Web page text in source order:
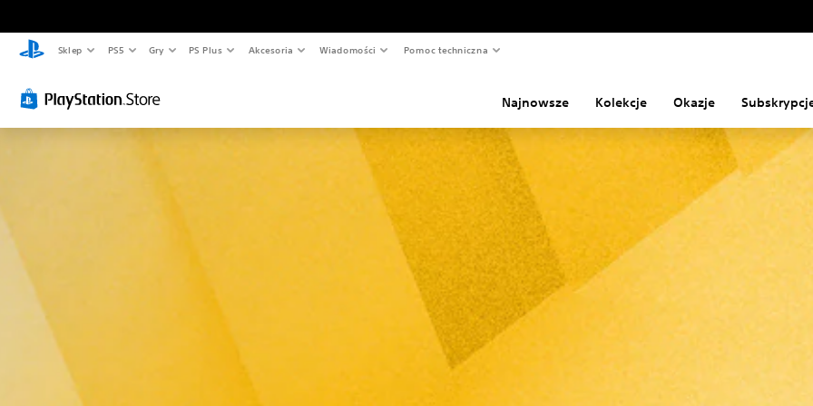
Sklep PS5 Gry PS Plus Akcesoria Wiadomości Pomoc techniczna
Najnowsze Kolekcje Okazje